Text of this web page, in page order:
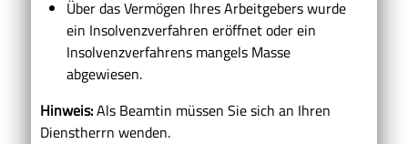
Über das Vermögen Ihres Arbeitgebers wurde
ein Insolvenzverfahren eröffnet oder ein
Insolvenzverfahrens mangels Masse
abgewiesen.
Hinweis:Als Beamtin müssen Sie sich an Ihren
Dienstherrn wenden.